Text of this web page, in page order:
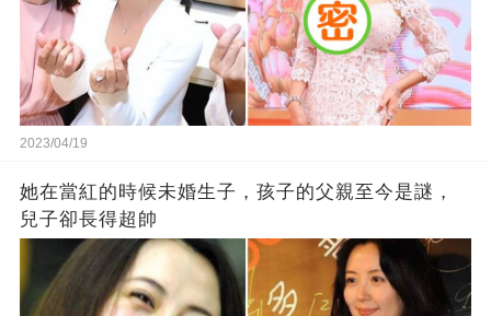
2023/04/19
她在當紅的時候未婚生子，孩子的父親至今是謎，
兒子卻長得超帥